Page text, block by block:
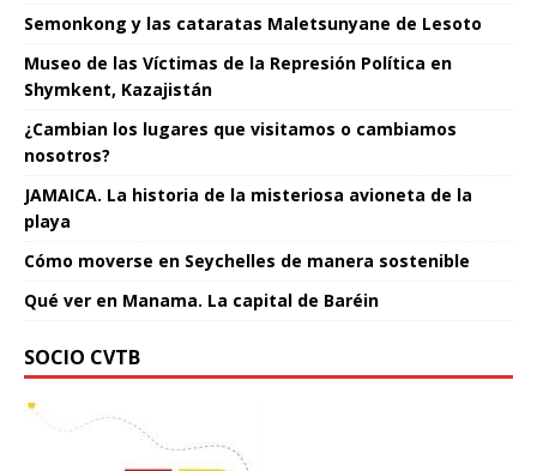
Semonkong y las cataratas Maletsunyane de Lesoto
Museo de las Víctimas de la Represión Política en
Shymkent, Kazajistán
¿Cambian los lugares que visitamos o cambiamos
nosotros?
JAMAICA. La historia de la misteriosa avioneta de la
playa
Cómo moverse en Seychelles de manera sostenible
Qué ver en Manama. La capital de Baréin
SOCIO CVTB